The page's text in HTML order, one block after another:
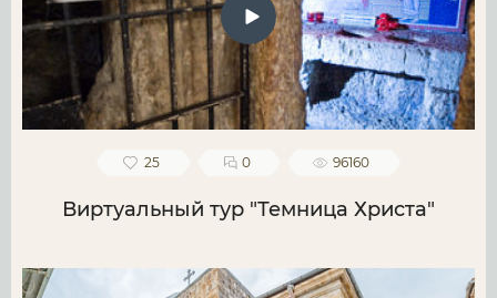
25 0 96160
Виртуальный тур "Темница Христа"